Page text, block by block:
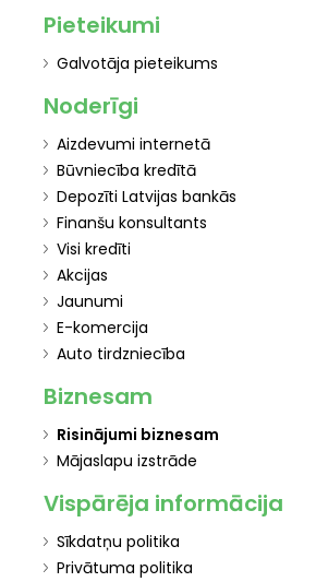
Pieteikumi
Galvotāja pieteikums
Noderīgi
Aizdevumi internetā
Būvniecība kredītā
Depozīti Latvijas bankās
Finanšu konsultants
Visi kredīti
Akcijas
Jaunumi
E-komercija
Auto tirdzniecība
Biznesam
Risinājumi biznesam
Mājaslapu izstrāde
Vispārēja informācija
Sīkdatņu politika
Privātuma politika